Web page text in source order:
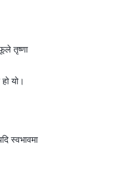
तृष्णा
यो।
स्वभावमा